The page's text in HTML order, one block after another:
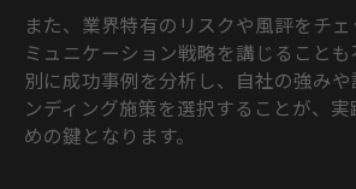
また、業界特有のリスクや風評をチ
ミュニケーション戦略を講じること
別に成功事例を分析し、自社の強み
ンディング施策を選択することが、
めの鍵となります。